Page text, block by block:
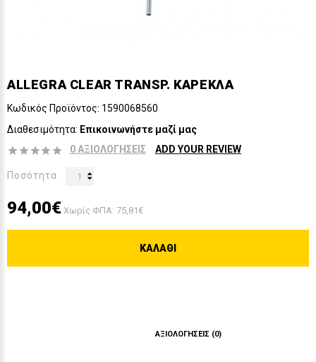
ALLEGRA CLEAR TRANSP. ΚΑΡΕΚΛΑ
Κωδικός Προϊόντος: 1590068560
Διαθεσιμότητα: Επικοινωνήστε μαζί μας
0 ΑΞΙΟΛΟΓΉΣΕΙΣ
ADD YOUR REVIEW
Ποσότητα
94,00€ Χωρίς ΦΠΑ: 75,81€
ΚΑΛΆΘΙ
ΑΞΙΟΛΟΓΉΣΕΙΣ (0)